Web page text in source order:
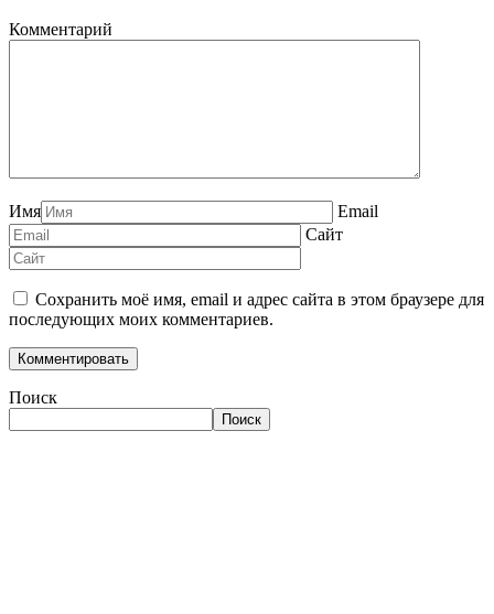
Комментарий
Имя
Email
Сайт
Сохранить моё имя, email и адрес сайта в этом браузере для
последующих моих комментариев.
Поиск
Поиск